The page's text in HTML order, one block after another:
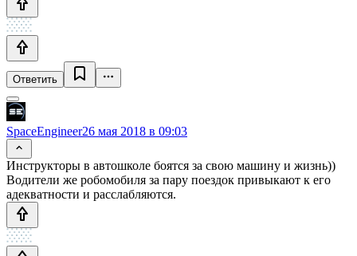
Ответить
SpaceEngineer26 мая 2018 в 09:03
Инструкторы в автошколе боятся за свою машину и жизнь))
Водители же робомобиля за пару поездок привыкают к его
адекватности и расслабляются.